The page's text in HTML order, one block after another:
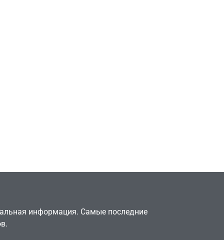
информация. Самые последние